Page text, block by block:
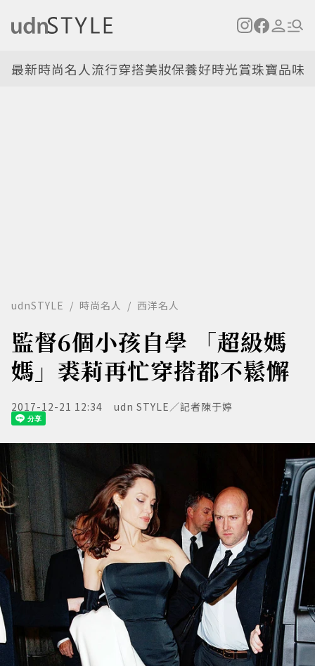
最新時尚名人流行穿搭美妝保養好時光賞珠寶品味
udnSTYLE 時尚名人 西洋名人
監督6個小孩自學 「超級媽
媽」裘莉再忙穿搭都不鬆懈
2017-12-21 12:34 udn STYLE／記者陳于婷